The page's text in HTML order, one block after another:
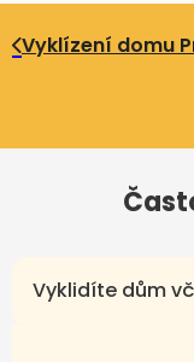
Vyklízení domu
Vyklidíte dům